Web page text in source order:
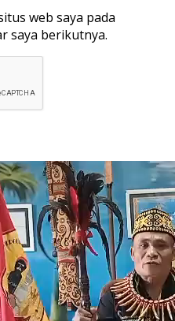
web saya pada
saya berikutnya.